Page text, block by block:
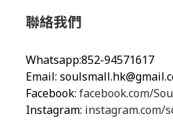
聯絡我們
Whatsapp:852-94571617
Email:
Facebook: facebook.com/
Instagram: instagram.com/